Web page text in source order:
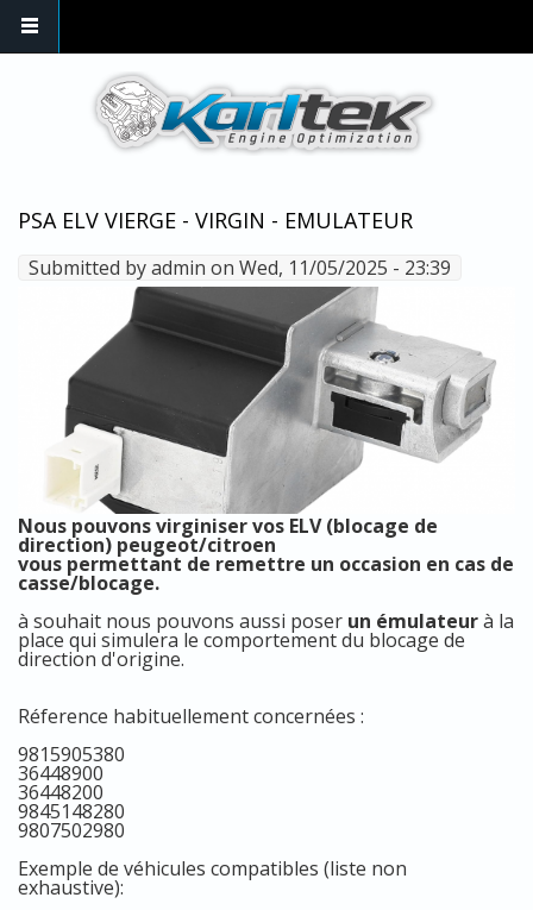
PSA ELV VIERGE - VIRGIN - EMULATEUR
Submitted byadmin on Wed, 11/05/2025 - 23:39
Nous pouvons virginiser vos ELV (blocage de
direction) peugeot/citroen
vous permettant de remettre un occasion en cas de
casse/blocage.
à souhait nous pouvons aussi poser un émulateurà la
place qui simulera le comportement du blocage de
direction d'origine.
Réference habituellement concernées :
9815905380
36448900
36448200
9845148280
9807502980
Exemple de véhicules compatibles (liste non
exhaustive):